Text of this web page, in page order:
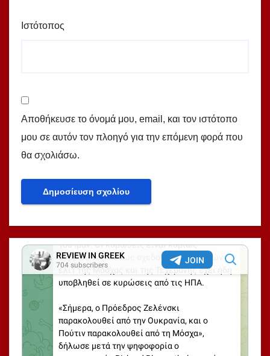
Ιστότοπος
Αποθήκευσε το όνομά μου, email, και τον ιστότοπο
μου σε αυτόν τον πλοηγό για την επόμενη φορά που
θα σχολιάσω.